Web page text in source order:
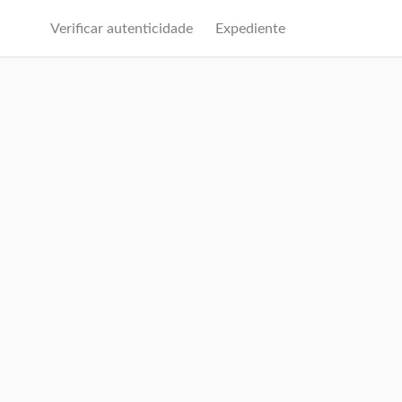
Verificar autenticidade Expediente